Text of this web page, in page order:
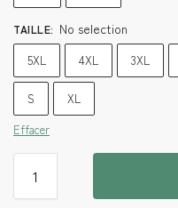
TAILLE: No selection
5XL 4XL 3XL
S
XL
Effacer